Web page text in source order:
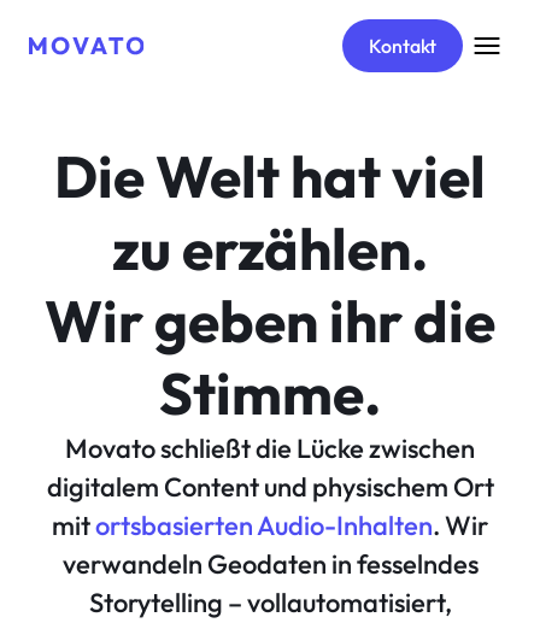
Kontakt
Die Welt hat viel
zu erzählen.
Wir geben ihr die
Stimme.
Movato schließt die Lücke zwischen
digitalem Content und physischem Ort
mitortsbasierten Audio-Inhalten. Wir
verwandeln Geodaten in fesselndes
Storytelling – vollautomatisiert,